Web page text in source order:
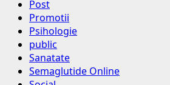
Post
Promotii
Psihologie
public
Sanatate
Semaglutide Online